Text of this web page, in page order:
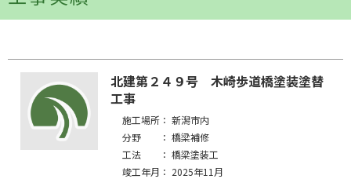
北建第２４９号 木崎歩道橋塗装塗替
工事
施工場所： 新潟市内
分野 ： 橋梁補修
工法 ： 橋梁塗装工
竣工年月： 2025年11月